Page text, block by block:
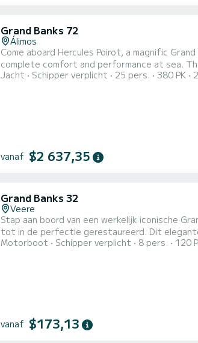
Grand Banks 72
Álimos
Come aboard Hercules Poirot, a magnific
complete comfort and performance at sea. The boat has 4 cabins with all comfort and a capacity of 25 people. With an overall
length of 22 meters, it will be your best ally to
Jacht Schipper verplicht 25 pers. 380 PK
vanaf $2 637,35
Grand Banks 32
Veere
Stap aan boord van een werkelijk iconische
tot in de perfectie gerestaureerd. Dit
unieke en verfijnde vaarervaring. Geniet van
Motorboot Schipper verplicht 8 pers. 120
vanaf $173,13